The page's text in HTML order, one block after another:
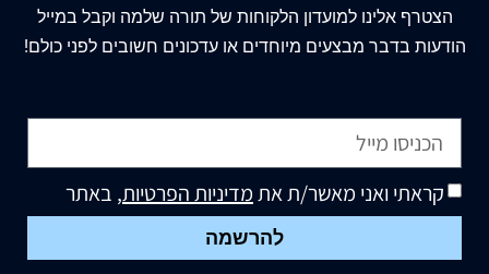
הצטרף אלינו למועדון הלקוחות של תורה שלמה וקבל במייל
הודעות בדבר מבצעים מיוחדים או עדכונים חשובים לפני כולם!
קראתי ואני מאשר/ת אתמדיניות הפרטיות, באתר
להרשמה